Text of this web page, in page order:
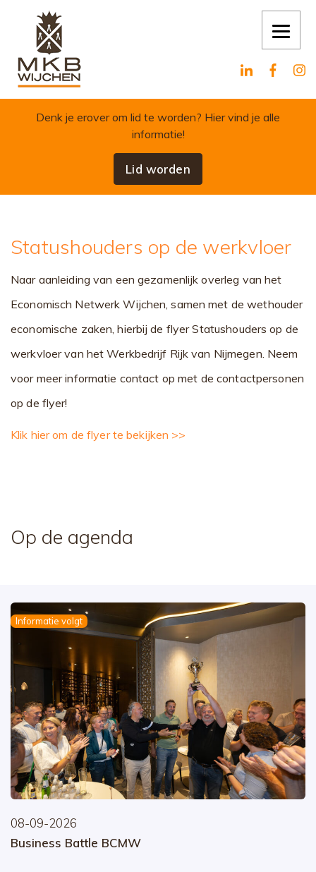
Skip to content
Denk je erover om lid te worden? Hier vind je alle
informatie!
Lid worden
Statushouders op de werkvloer
Naar aanleiding van een gezamenlijk overleg van het
Economisch Netwerk Wijchen, samen met de wethouder
economische zaken, hierbij de flyer Statushouders op de
werkvloer van het Werkbedrijf Rijk van Nijmegen. Neem
voor meer informatie contact op met de contactpersonen
op de flyer!
Klik hier om de flyer te bekijken >>
Op de agenda
Informatie volgt
08-09-2026
Business Battle BCMW